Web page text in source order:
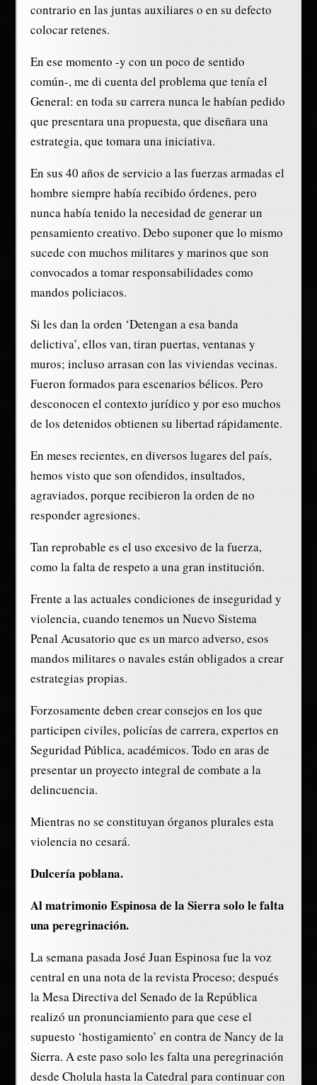
contrario en las juntas auxiliares o en su defecto
colocar retenes.
En ese momento -y con un poco de sentido
común-, me di cuenta del problema que tenía el
General: en toda su carrera nunca le habían pedido
que presentara una propuesta, que diseñara una
estrategia, que tomara una iniciativa.
En sus 40 años de servicio a las fuerzas armadas el
hombre siempre había recibido órdenes, pero
nunca había tenido la necesidad de generar un
pensamiento creativo. Debo suponer que lo mismo
sucede con muchos militares y marinos que son
convocados a tomar responsabilidades como
mandos policiacos.
Si les dan la orden ‘Detengan a esa banda
delictiva’, ellos van, tiran puertas, ventanas y
muros; incluso arrasan con las viviendas vecinas.
Fueron formados para escenarios bélicos. Pero
desconocen el contexto jurídico y por eso muchos
de los detenidos obtienen su libertad rápidamente.
En meses recientes, en diversos lugares del país,
hemos visto que son ofendidos, insultados,
agraviados, porque recibieron la orden de no
responder agresiones.
Tan reprobable es el uso excesivo de la fuerza,
como la falta de respeto a una gran institución.
Frente a las actuales condiciones de inseguridad y
violencia, cuando tenemos un Nuevo Sistema
Penal Acusatorio que es un marco adverso, esos
mandos militares o navales están obligados a crear
estrategias propias.
Forzosamente deben crear consejos en los que
participen civiles, policías de carrera, expertos en
Seguridad Pública, académicos. Todo en aras de
presentar un proyecto integral de combate a la
delincuencia.
Mientras no se constituyan órganos plurales esta
violencia no cesará.
Dulcería poblana.
Al matrimonio Espinosa de la Sierra solo le falta
una peregrinación.
La semana pasada José Juan Espinosa fue la voz
central en una nota de la revista Proceso; después
la Mesa Directiva del Senado de la República
realizó un pronunciamiento para que cese el
supuesto ‘hostigamiento’ en contra de Nancy de la
Sierra. A este paso solo les falta una peregrinación
desde Cholula hasta la Catedral para continuar con